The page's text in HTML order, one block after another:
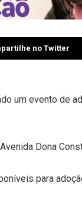
no Twitter
um evento de
Dona
para